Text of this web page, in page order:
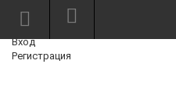
Режим работы: Пн—Пт: 10:00—18:00
Вход
Регистрация